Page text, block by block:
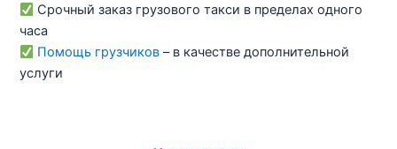
Срочный заказ грузового такси в пределах одного
часа
Помощь грузчиков – в качестве дополнительной
услуги